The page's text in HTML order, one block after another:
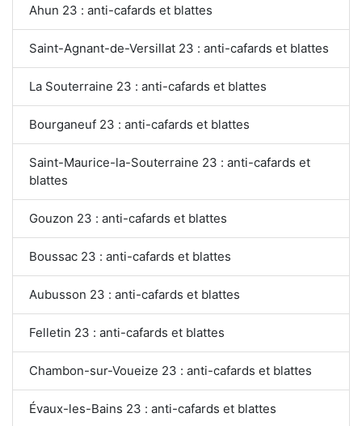
Ahun 23 : anti-cafards et blattes
Saint-Agnant-de-Versillat 23 : anti-cafards et blattes
La Souterraine 23 : anti-cafards et blattes
Bourganeuf 23 : anti-cafards et blattes
Saint-Maurice-la-Souterraine 23 : anti-cafards et
blattes
Gouzon 23 : anti-cafards et blattes
Boussac 23 : anti-cafards et blattes
Aubusson 23 : anti-cafards et blattes
Felletin 23 : anti-cafards et blattes
Chambon-sur-Voueize 23 : anti-cafards et blattes
Évaux-les-Bains 23 : anti-cafards et blattes